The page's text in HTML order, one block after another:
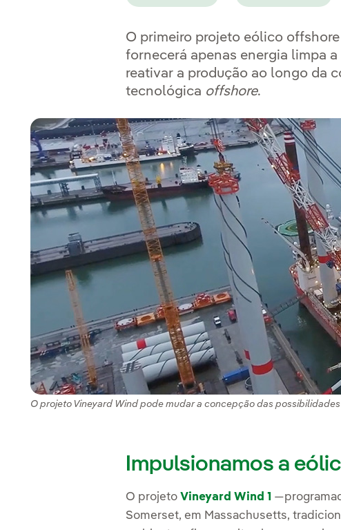
O primeiro projeto eólico
fornecerá apenas energia limpa
reativar a produção ao longo da
tecnológica offshore.
O projeto Vineyard Wind pode mudar a concepção das
Impulsionamos a
O projeto Vineyard Wind 1
Somerset, em Massachusetts,